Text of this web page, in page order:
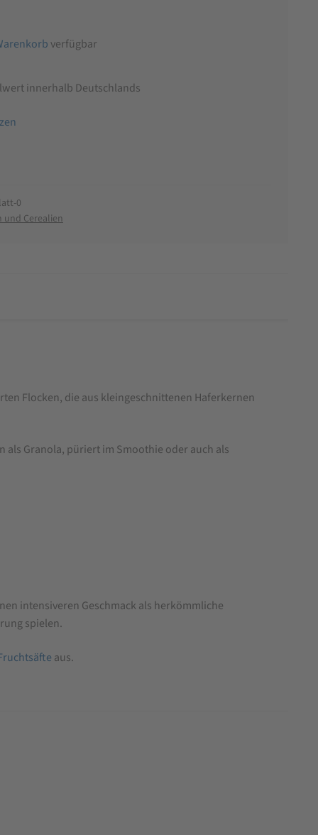
verfügbar
innerhalb Deutschlands
0
und Cerealien
Flocken, die aus kleingeschnittenen Haferkernen
Granola, püriert im Smoothie oder auch als
intensiveren Geschmack als herkömmliche
spielen.
aus.